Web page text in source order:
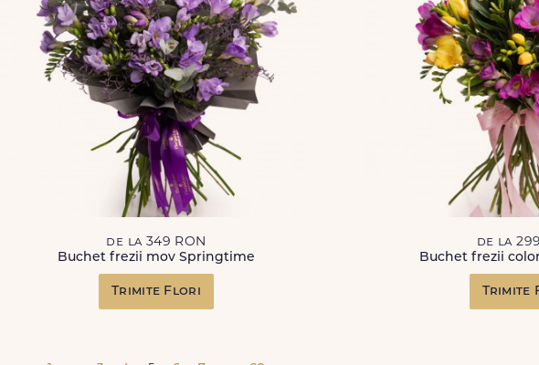
de la 349 RON
Buchet frezii mov Springtime
Trimite Flori
de la
Buchet frezii
Trimite